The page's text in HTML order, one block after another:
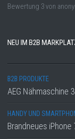
Bewertung 3von
NEU IM B2B
B2B PRODUKTE
AEG Nähmaschine
HANDY UND
Brandneues